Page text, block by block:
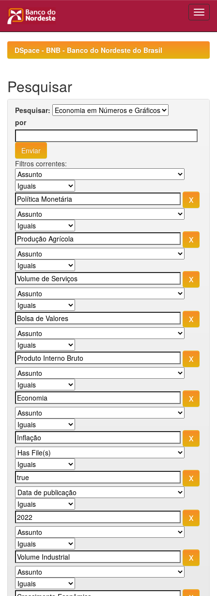
navigationDSpace - BNB - Banco do Nordeste do Brasil
Pesquisar
Pesquisar:
por
Filtros correntes: